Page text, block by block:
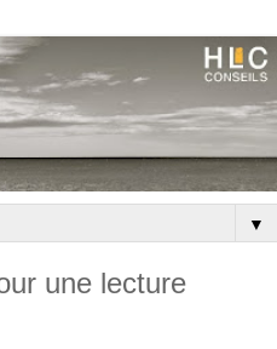
▼
une lecture